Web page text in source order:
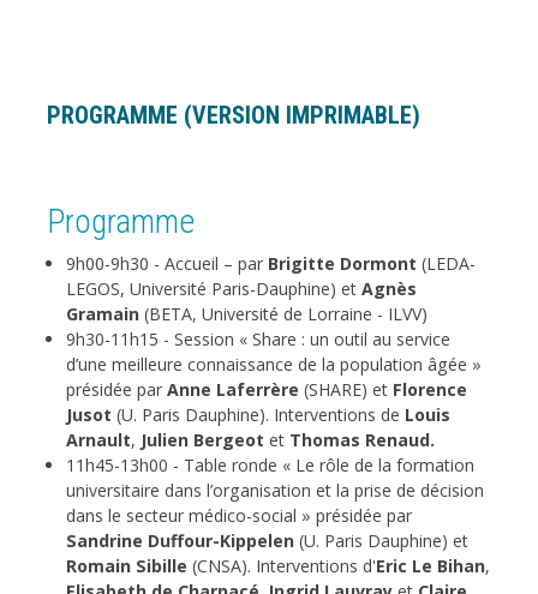
PROGRAMME (VERSION IMPRIMABLE)
Programme
9h00-9h30 - Accueil – par Brigitte Dormont (LEDA-
LEGOS, Université Paris-Dauphine) et Agnès
Gramain (BETA, Université de Lorraine - ILVV)
9h30-11h15 - Session « Share : un outil au service
d’une meilleure connaissance de la population âgée »
présidée par Anne Laferrère (SHARE) et Florence
Jusot (U. Paris Dauphine). Interventions de Louis
Arnault, Julien Bergeot et Thomas Renaud.
11h45-13h00 - Table ronde « Le rôle de la formation
universitaire dans l’organisation et la prise de décision
dans le secteur médico-social » présidée par
Sandrine Duffour-Kippelen (U. Paris Dauphine) et
Romain Sibille (CNSA). Interventions d'Eric Le Bihan,